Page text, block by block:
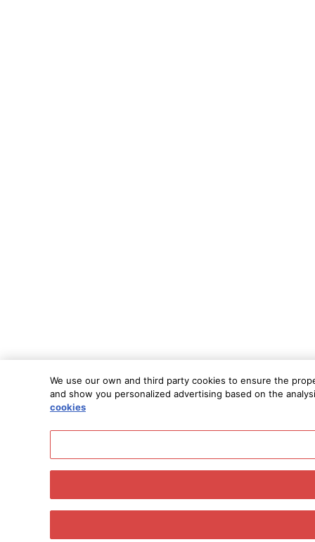
We use our own and third party cookies to ensure the
and show you personalized advertising based on the
cookies